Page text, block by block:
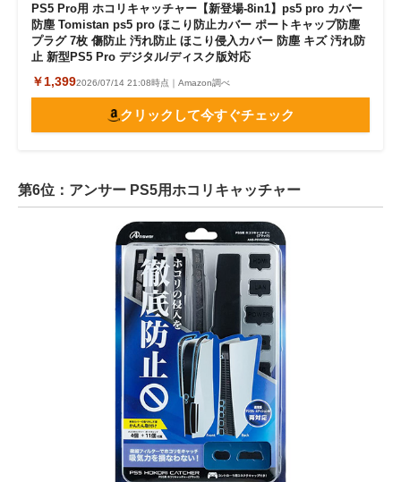
PS5 Pro用 ホコリキャッチャー【新登場-8in1】ps5 pro カバー
防塵 Tomistan ps5 pro ほこり防止カバー ポートキャップ防塵
プラグ 7枚 傷防止 汚れ防止 ほこり侵入カバー 防塵 キズ 汚れ防
止 新型PS5 Pro デジタル/ディスク版対応
￥1,3992026/07/14 21:08時点｜Amazon調べ
クリックして今すぐチェック
第6位：アンサー PS5用ホコリキャッチャー